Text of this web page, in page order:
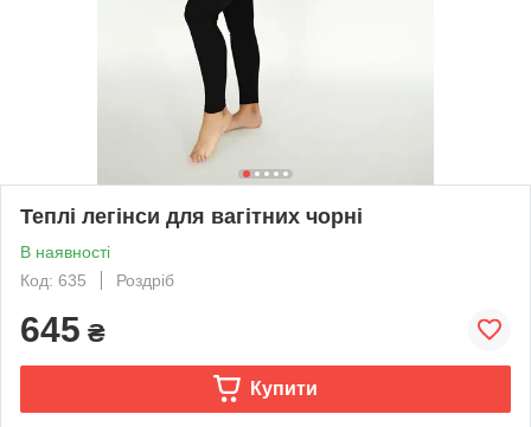
Теплі легінси для вагітних чорні
В наявності
Код: 635
Роздріб
645 ₴
Купити